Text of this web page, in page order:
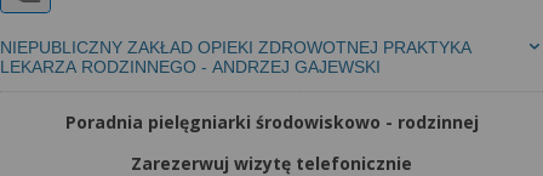
NIEPUBLICZNY ZAKŁAD OPIEKI ZDROWOTNEJ PRAKTYKA
LEKARZA RODZINNEGO - ANDRZEJ GAJEWSKI
Poradnia pielęgniarki środowiskowo - rodzinnej
Zarezerwuj wizytę telefonicznie